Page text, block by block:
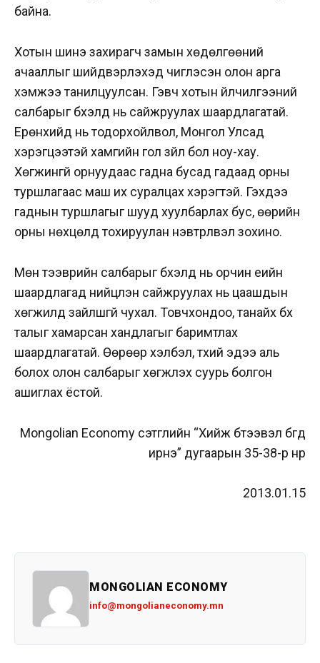
байна.
Хотын шинэ захирагч замын хөдөлгөөний
ачааллыг шийдвэрлэхэд чиглэсэн олон арга
хэмжээ танилцуулсан. Гэвч хотын үйлчилгээний
салбарыг бүхэлд нь сайжруулах шаардлагатай.
Ерөнхийд нь тодорхойлвол, Монгол Улсад
хэрэгцээтэй хамгийн гол зүйл бол ноу-хау.
Хөгжингүй орнуудаас гадна бусад гадаад орны
туршлагаас маш их суралцах хэрэгтэй. Гэхдээ
гаднын туршлагыг шууд хуулбарлах бус, өөрийн
орны нөхцөлд тохируулан нэвтрүүлвэл зохино.
Мөн тээврийн салбарыг бүхэлд нь орчин үеийн
шаардлагад нийцүүлэн сайжруулах нь цаашдын
хөгжилд зайлшгүй чухал. Товчхондоо, танайх бүх
талыг хамарсан хандлагыг баримтлах
шаардлагатай. Өөрөөр хэлбэл, түүхий эдээ аль
болох олон салбарыг хөгжүүлэх суурь болгон
ашиглах ёстой.
Mongolian Economy сэтгүүлийн “Хийж бүтээвэл бүгд
ирнэ” дугаарын 35-38-р нүүр
2013.01.15
MONGOLIAN ECONOMY
info@mongolianeconomy.mn